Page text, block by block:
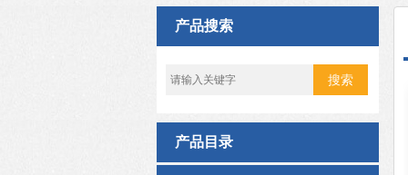
产品搜索
产品目录